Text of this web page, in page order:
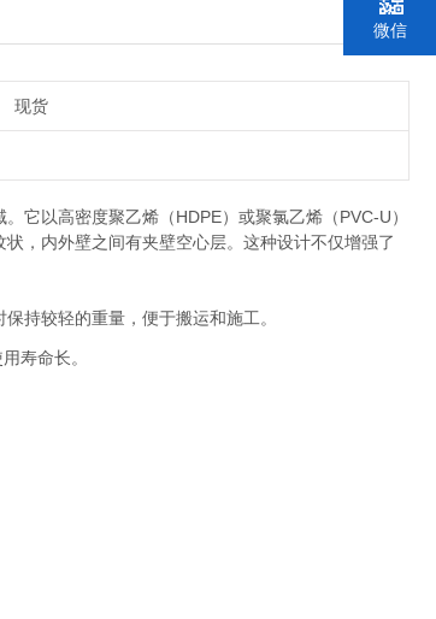
现货
它以高密度聚乙烯（HDPE）或聚氯乙烯（PVC-U）
，内外壁之间有夹壁空心层。这种设计不仅增强了
持较轻的重量，便于搬运和施工。
寿命长。
微信